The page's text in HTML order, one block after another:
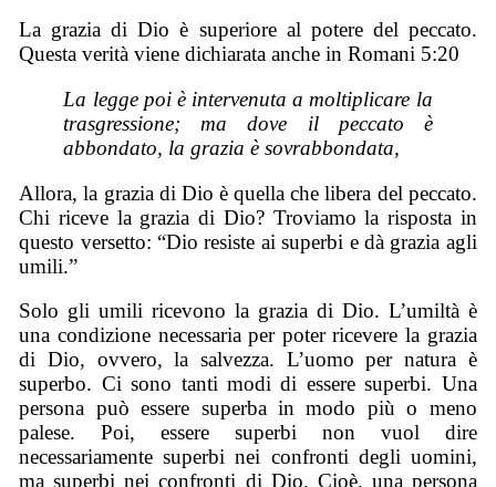
La grazia di Dio è superiore al potere del peccato.
Questa verità viene dichiarata anche in Romani 5:20
La legge poi è intervenuta a moltiplicare la
trasgressione; ma dove il peccato è
abbondato, la grazia è sovrabbondata,
Allora, la grazia di Dio è quella che libera del peccato.
Chi riceve la grazia di Dio? Troviamo la risposta in
questo versetto: “Dio resiste ai superbi e dà grazia agli
umili.”
Solo gli umili ricevono la grazia di Dio. L’umiltà è
una condizione necessaria per poter ricevere la grazia
di Dio, ovvero, la salvezza. L’uomo per natura è
superbo. Ci sono tanti modi di essere superbi. Una
persona può essere superba in modo più o meno
palese. Poi, essere superbi non vuol dire
necessariamente superbi nei confronti degli uomini,
ma superbi nei confronti di Dio. Cioè, una persona